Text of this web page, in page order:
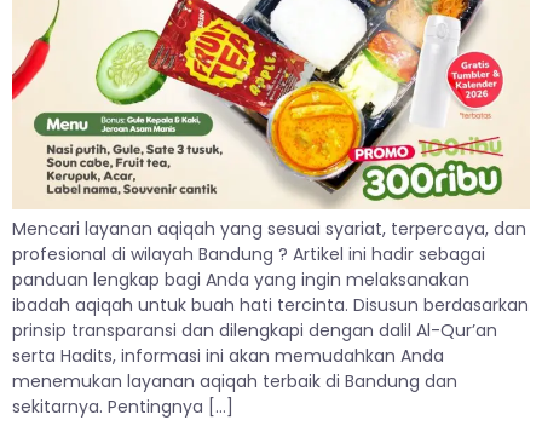
Mencari layanan aqiqah yang sesuai syariat, terpercaya, dan
profesional di wilayah Bandung ? Artikel ini hadir sebagai
panduan lengkap bagi Anda yang ingin melaksanakan
ibadah aqiqah untuk buah hati tercinta. Disusun berdasarkan
prinsip transparansi dan dilengkapi dengan dalil Al-Qur’an
serta Hadits, informasi ini akan memudahkan Anda
menemukan layanan aqiqah terbaik di Bandung dan
sekitarnya. Pentingnya […]